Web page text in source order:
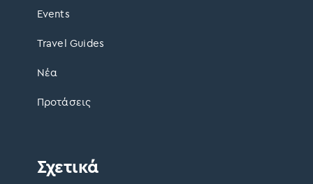
Σχετικά
Events
Travel Guides
Νέα
Προτάσεις